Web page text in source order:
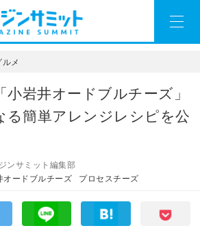
メ
岩井オードブルチーズ」
る簡単アレンジレシピを公
ンサミット編集部
オードブルチーズ プロセスチーズ